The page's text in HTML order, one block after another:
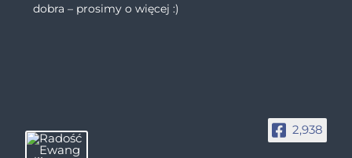
dobra – prosimy o więcej :)
2,938